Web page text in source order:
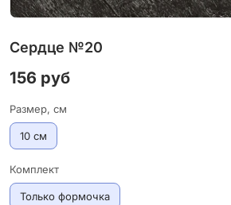
Сердце №20
156 руб
Размер, см
10 см
Комплект
Только формочка